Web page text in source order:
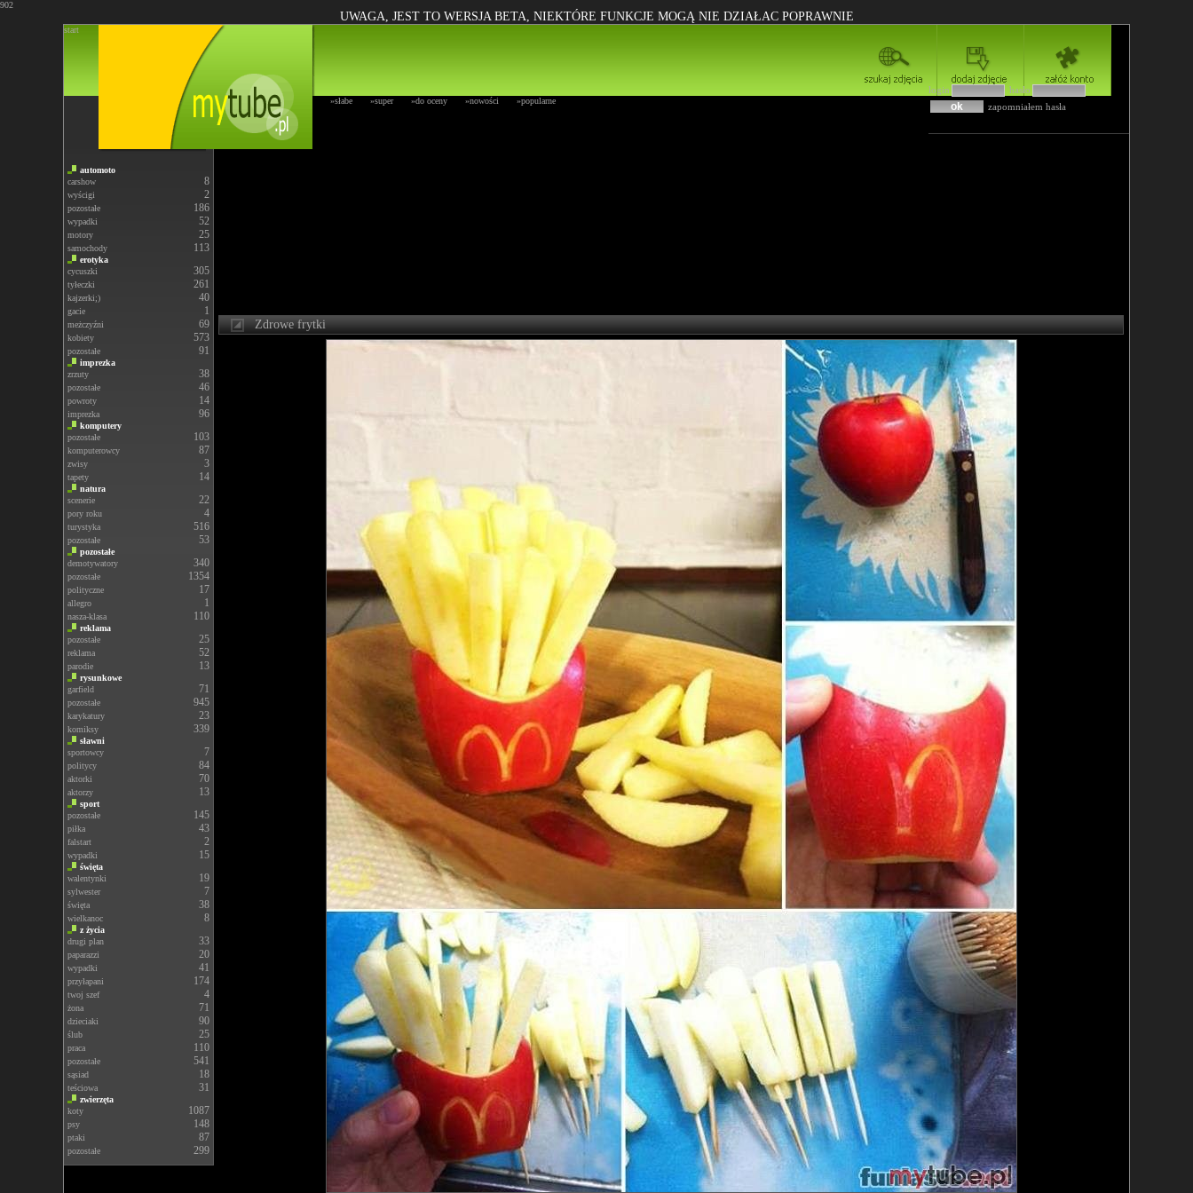
902
UWAGA, JEST TO WERSJA BETA, NIEKTÓRE FUNKCJE MOGĄ NIE DZIAŁAC POPRAWNIE
start
»słabe »super »do oceny »nowości »popularne
login
hasło
zapomniałem hasła
automoto
carshow
8
wyścigi 2
pozostałe 186
wypadki 52
motory 25
samochody 113
erotyka
cycuszki
305
tyłeczki 261
kajzerki;) 40
gacie 1
meżczyźni 69
kobiety 573
pozostałe 91
imprezka
zrzuty
38
pozostałe 46
powroty 14
imprezka 96
komputery
pozostałe
103
komputerowcy 87
zwisy 3
tapety 14
natura
scenerie
22
pory roku 4
turystyka 516
pozostałe 53
pozostałe
demotywatory
340
pozostałe 1354
polityczne 17
allegro 1
nasza-klasa 110
reklama
pozostałe
25
reklama 52
parodie 13
rysunkowe
garfield
71
pozostałe 945
karykatury 23
komiksy 339
sławni
sportowcy
7
politycy 84
aktorki 70
aktorzy 13
sport
pozostałe
145
piłka 43
falstart 2
wypadki 15
święta
walentynki
19
sylwester 7
święta 38
wielkanoc 8
z życia
drugi plan
33
paparazzi 20
wypadki 41
przyłapani 174
twoj szef 4
żona 71
dzieciaki 90
ślub 25
praca 110
pozostałe 541
sąsiad 18
teściowa 31
zwierzęta
koty
1087
psy 148
ptaki 87
pozostałe 299
Zdrowe frytki